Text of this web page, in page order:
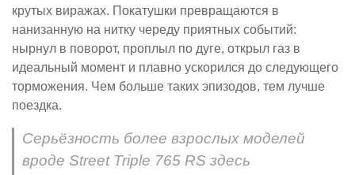
крутых виражах. Покатушки превращаются в
нанизанную на нитку череду приятных событий:
нырнул в поворот, проплыл по дуге, открыл газ в
идеальный момент и плавно ускорился до следующего
торможения. Чем больше таких эпизодов, тем лучше
поездка.
Серьёзность более взрослых моделей
вроде Street Triple 765 RS здесь